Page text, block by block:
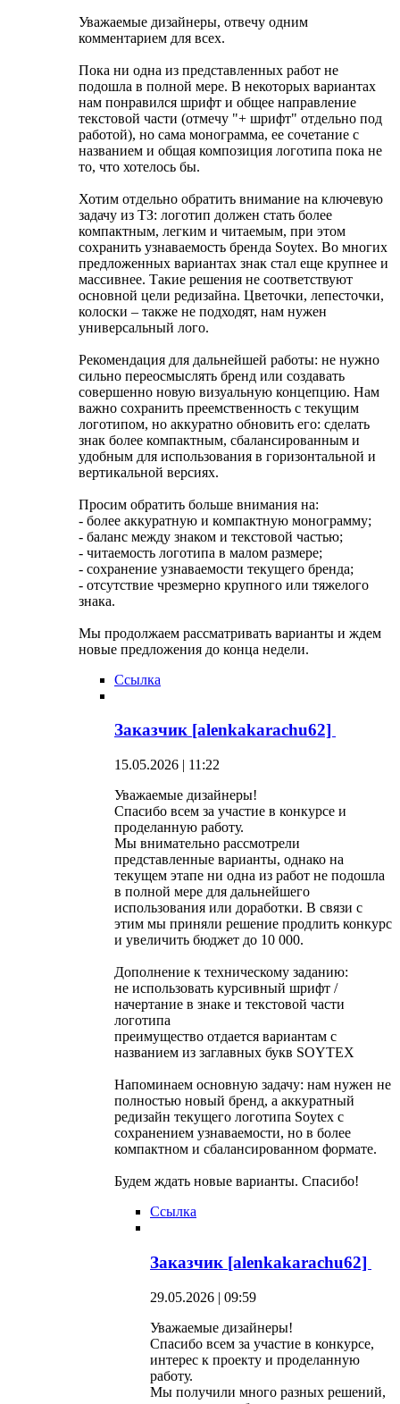
Уважаемые дизайнеры, отвечу одним
комментарием для всех.
Пока ни одна из представленных работ не
подошла в полной мере. В некоторых вариантах
нам понравился шрифт и общее направление
текстовой части (отмечу "+ шрифт" отдельно под
работой), но сама монограмма, ее сочетание с
названием и общая композиция логотипа пока не
то, что хотелось бы.
Хотим отдельно обратить внимание на ключевую
задачу из ТЗ: логотип должен стать более
компактным, легким и читаемым, при этом
сохранить узнаваемость бренда Soytex. Во многих
предложенных вариантах знак стал еще крупнее и
массивнее. Такие решения не соответствуют
основной цели редизайна. Цветочки, лепесточки,
колоски – также не подходят, нам нужен
универсальный лого.
Рекомендация для дальнейшей работы: не нужно
сильно переосмыслять бренд или создавать
совершенно новую визуальную концепцию. Нам
важно сохранить преемственность с текущим
логотипом, но аккуратно обновить его: сделать
знак более компактным, сбалансированным и
удобным для использования в горизонтальной и
вертикальной версиях.
Просим обратить больше внимания на:
- более аккуратную и компактную монограмму;
- баланс между знаком и текстовой частью;
- читаемость логотипа в малом размере;
- сохранение узнаваемости текущего бренда;
- отсутствие чрезмерно крупного или тяжелого
знака.
Мы продолжаем рассматривать варианты и ждем
новые предложения до конца недели.
Ссылка
Заказчик [alenkakarachu62]
15.05.2026 | 11:22
Уважаемые дизайнеры!
Спасибо всем за участие в конкурсе и
проделанную работу.
Мы внимательно рассмотрели
представленные варианты, однако на
текущем этапе ни одна из работ не подошла
в полной мере для дальнейшего
использования или доработки. В связи с
этим мы приняли решение продлить конкурс
и увеличить бюджет до 10 000.
Дополнение к техническому заданию:
не использовать курсивный шрифт /
начертание в знаке и текстовой части
логотипа
преимущество отдается вариантам с
названием из заглавных букв SOYTEX
Напоминаем основную задачу: нам нужен не
полностью новый бренд, а аккуратный
редизайн текущего логотипа Soytex с
сохранением узнаваемости, но в более
компактном и сбалансированном формате.
Будем ждать новые варианты. Спасибо!
Ссылка
Заказчик [alenkakarachu62]
29.05.2026 | 09:59
Уважаемые дизайнеры!
Спасибо всем за участие в конкурсе,
интерес к проекту и проделанную
работу.
Мы получили много разных решений,